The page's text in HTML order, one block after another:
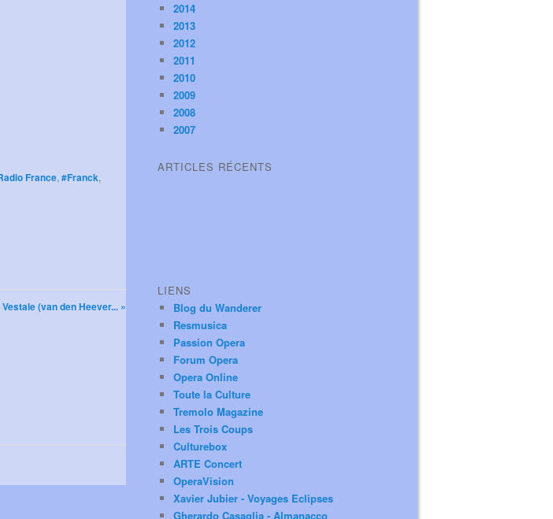
France, #Franck,
Vestale (van den Heever... »
2014
2013
2012
2011
2010
2009
2008
2007
ARTICLES RÉCENTS
LIENS
Blog du Wanderer
Resmusica
Passion Opera
Forum Opera
Opera Online
Toute la Culture
Tremolo Magazine
Les Trois Coups
Culturebox
ARTE Concert
OperaVision
Xavier Jubier - Voyages Eclipses
Gherardo Casaglia - Almanacco